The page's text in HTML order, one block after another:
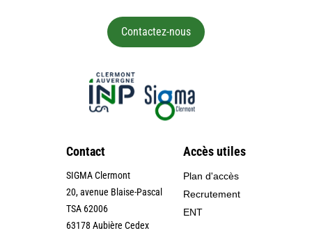
Contactez-nous
Contact
SIGMA Clermont
20, avenue Blaise-Pascal
TSA 62006
63178 Aubière Cedex
Accès utiles
Plan d'accès
Recrutement
ENT